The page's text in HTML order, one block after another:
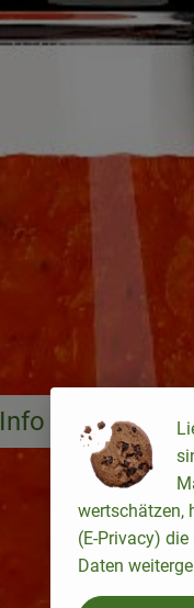
Info
Es wurden
wertschätzen,
(E-Privacy)
Daten